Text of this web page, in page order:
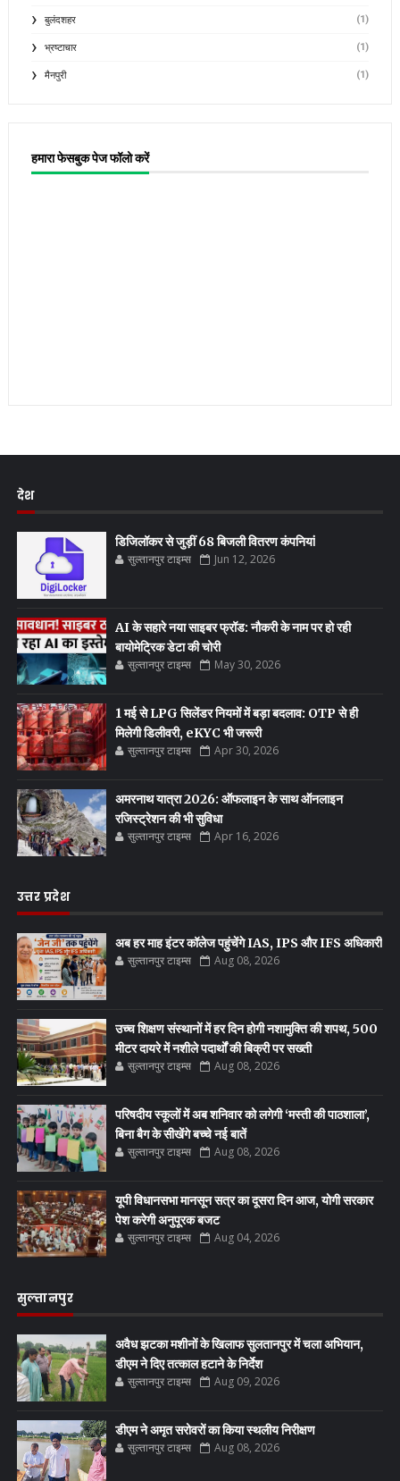
बुलंदशहर (1)
भ्रष्टाचार (1)
मैनपुरी (1)
हमारा फेसबुक पेज फॉलो करें
देश
डिजिलॉकर से जुड़ीं 68 बिजली वितरण कंपनियां
सुल्तानपुर टाइम्स Jun 12, 2026
AI के सहारे नया साइबर फ्रॉड: नौकरी के नाम पर हो रही
बायोमेट्रिक डेटा की चोरी
सुल्तानपुर टाइम्स May 30, 2026
1 मई से LPG सिलेंडर नियमों में बड़ा बदलाव: OTP से ही
मिलेगी डिलीवरी, eKYC भी जरूरी
सुल्तानपुर टाइम्स Apr 30, 2026
अमरनाथ यात्रा 2026: ऑफलाइन के साथ ऑनलाइन
रजिस्ट्रेशन की भी सुविधा
सुल्तानपुर टाइम्स Apr 16, 2026
उत्तर प्रदेश
अब हर माह इंटर कॉलेज पहुंचेंगे IAS, IPS और IFS अधिकारी
सुल्तानपुर टाइम्स Aug 08, 2026
उच्च शिक्षण संस्थानों में हर दिन होगी नशामुक्ति की शपथ, 500
मीटर दायरे में नशीले पदार्थों की बिक्री पर सख्ती
सुल्तानपुर टाइम्स Aug 08, 2026
परिषदीय स्कूलों में अब शनिवार को लगेगी ‘मस्ती की पाठशाला’,
बिना बैग के सीखेंगे बच्चे नई बातें
सुल्तानपुर टाइम्स Aug 08, 2026
यूपी विधानसभा मानसून सत्र का दूसरा दिन आज, योगी सरकार
पेश करेगी अनुपूरक बजट
सुल्तानपुर टाइम्स Aug 04, 2026
सुल्तानपुर
अवैध झटका मशीनों के खिलाफ सुलतानपुर में चला अभियान,
डीएम ने दिए तत्काल हटाने के निर्देश
सुल्तानपुर टाइम्स Aug 09, 2026
डीएम ने अमृत सरोवरों का किया स्थलीय निरीक्षण
सुल्तानपुर टाइम्स Aug 08, 2026